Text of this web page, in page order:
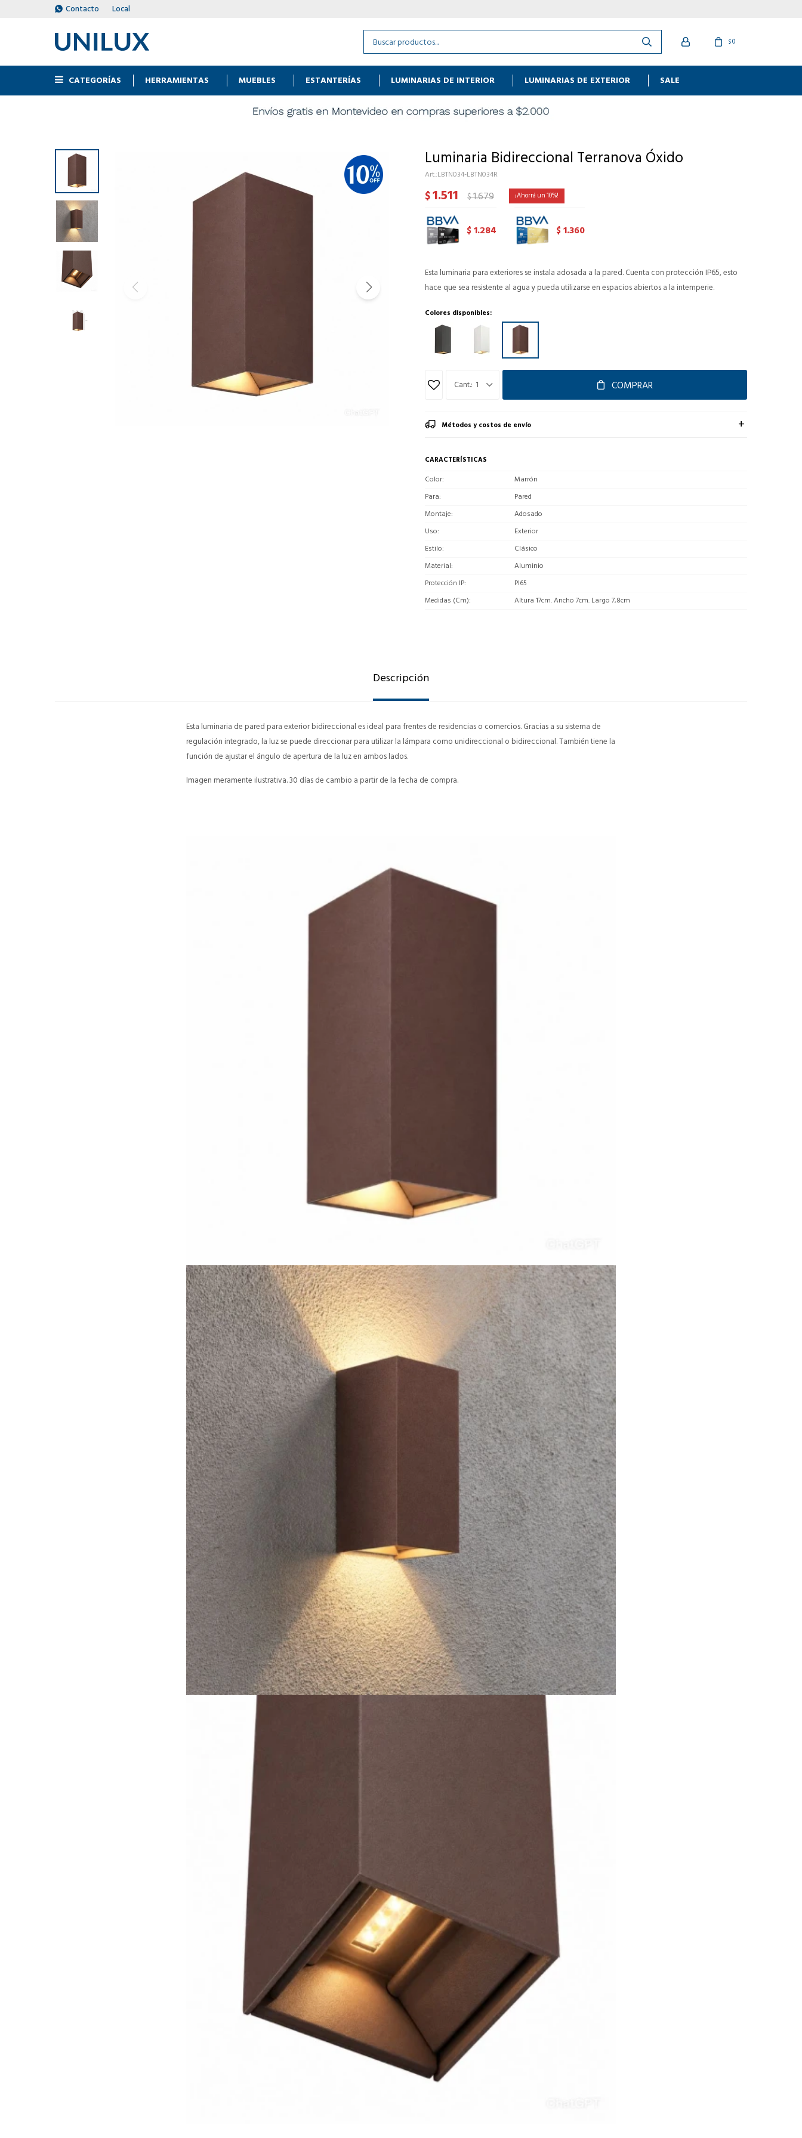
CATEGORÍAS HERRAMIENTAS MUEBLES ESTANTERÍAS LUMINARIAS DE INTERIOR LUMINARIAS DE EXTERIOR SALE
$0
Contacto Local
Luminaria Bidireccional Terranova Óxido
LBTN034-LBTN034R
$1.511 $1.679 10
$1.284 $1.360
Esta luminaria para exteriores se instala adosada a la pared. Cuenta con protección IP65, esto
hace que sea resistente al agua y pueda utilizarse en espacios abiertos a la intemperie.
Colores disponibles:
1 COMPRAR
Métodos y costos de envío
CARACTERÍSTICAS
Color
Marrón
Para
Pared
Montaje
Adosado
Uso
Exterior
Estilo
Clásico
Material
Aluminio
Protección IP
PI65
Medidas (Cm)
Altura 17cm. Ancho 7cm. Largo 7,8cm
Descripción
Esta luminaria de pared para exterior bidireccional es ideal para frentes de residencias o comercios. Gracias a su sistema de
regulación integrado, la luz se puede direccionar para utilizar la lámpara como unidireccional o bidireccional. También tiene la
función de ajustar el ángulo de apertura de la luz en ambos lados.
Imagen meramente ilustrativa. 30 días de cambio a partir de la fecha de compra.